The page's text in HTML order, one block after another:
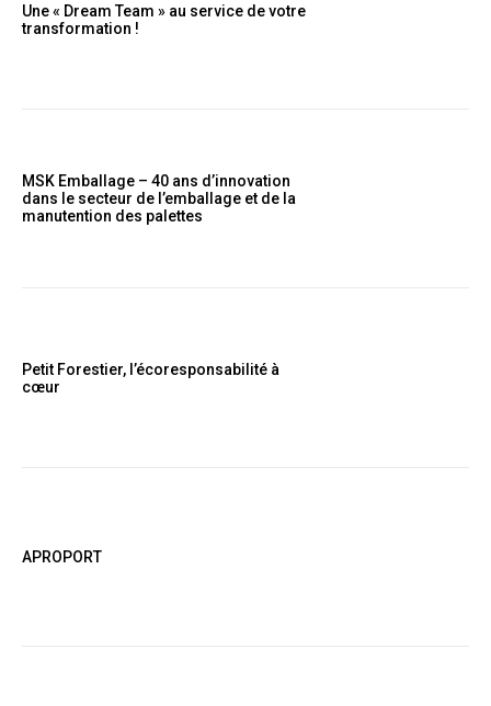
Une « Dream Team » au service de votre
transformation !
MSK Emballage – 40 ans d’innovation
dans le secteur de l’emballage et de la
manutention des palettes
Petit Forestier, l’écoresponsabilité à
cœur
APROPORT